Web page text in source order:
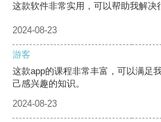
这款软件非常实用，可以帮助我解决
2024-08-23
游客
这款app的课程非常丰富，可以满足
己感兴趣的知识。
2024-08-23